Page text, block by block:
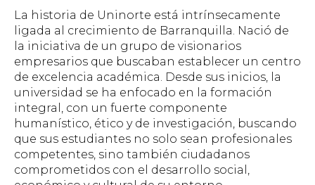
La historia de Uninorte está intrínsecamente
ligada al crecimiento de Barranquilla. Nació de
la iniciativa de un grupo de visionarios
empresarios que buscaban establecer un centro
de excelencia académica. Desde sus inicios, la
universidad se ha enfocado en la formación
integral, con un fuerte componente
humanístico, ético y de investigación, buscando
que sus estudiantes no solo sean profesionales
competentes, sino también ciudadanos
comprometidos con el desarrollo social,